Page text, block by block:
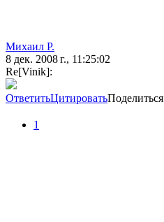
Михаил Р.
8 дек. 2008 г., 11:25:02
Re[Vinik]:
ОтветитьЦитироватьПоделиться
1